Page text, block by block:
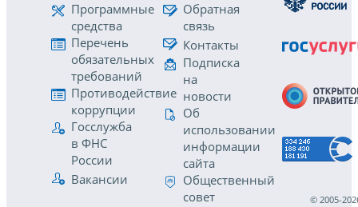
Программные
средства
Перечень
обязательных
требований
Противодействие
коррупции
Госслужба
в ФНС
России
Вакансии
Обратная
связь
Контакты
Подписка
на
новости
Об
использовании
информации
сайта
Общественный
совет
© 2005-